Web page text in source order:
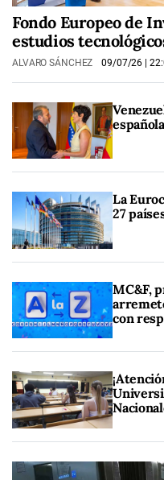
Fondo Europeo de
estudios
ALVARO SÁNCHEZ 09/07/26 |
La
27
MC&F,
con